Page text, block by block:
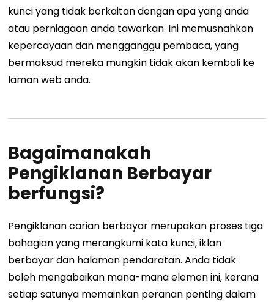
kunci yang tidak berkaitan dengan apa yang anda
atau perniagaan anda tawarkan. Ini memusnahkan
kepercayaan dan mengganggu pembaca, yang
bermaksud mereka mungkin tidak akan kembali ke
laman web anda.
Bagaimanakah
Pengiklanan Berbayar
berfungsi?
Pengiklanan carian berbayar merupakan proses tiga
bahagian yang merangkumi kata kunci, iklan
berbayar dan halaman pendaratan. Anda tidak
boleh mengabaikan mana-mana elemen ini, kerana
setiap satunya memainkan peranan penting dalam